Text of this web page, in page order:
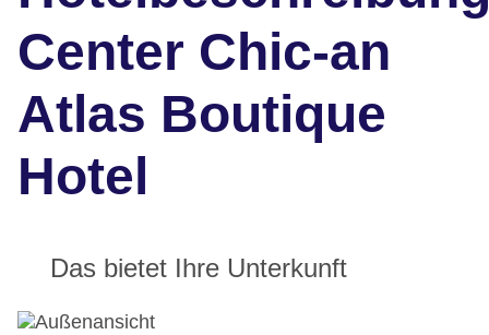
Center Chic-an
Atlas Boutique
Hotel
Das bietet Ihre Unterkunft